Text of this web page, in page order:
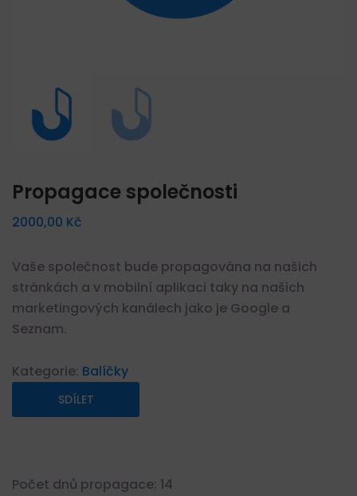
Propagace společnosti
2000,00 Kč
Vaše společnost bude propagována na našich
stránkách a v mobilní aplikaci taky na našich
marketingových kanálech jako je Google a
Seznam.
Kategorie: Balíčky
SDÍLET
Počet dnů propagace: 14